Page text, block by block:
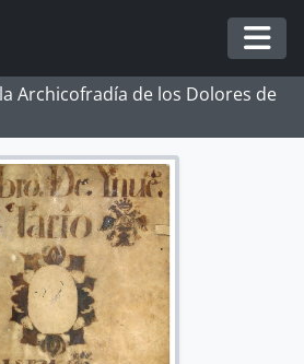
Archicofradía de los Dolores de